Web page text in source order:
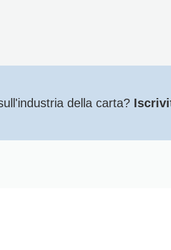
della carta?